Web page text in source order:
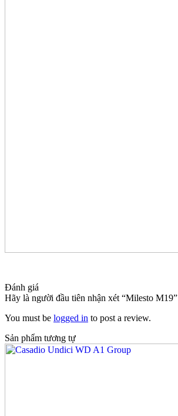
Đánh giá
Hãy là người đầu tiên nhận xét “Milesto M19”
You must be logged in to post a review.
Sản phẩm tương tự